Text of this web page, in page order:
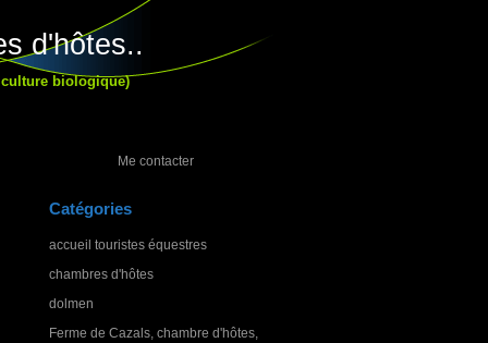
d'hôtes..
biologique)
Me contacter
Catégories
accueil touristes équestres
chambres d'hôtes
dolmen
Ferme de Cazals, chambre d'hôtes,